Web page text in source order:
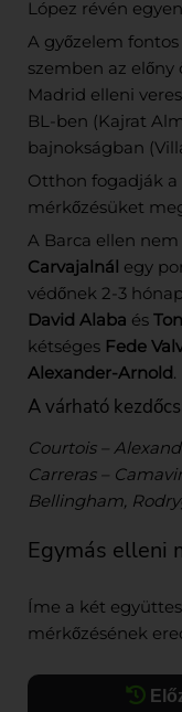
López révén
A győzelem
szemben az
Madrid elleni
BL-ben (Kajrat
bajnokságban
Otthon fogadják
mérkőzésüket
A Barca ellen
Carvajalnál egy
védőnek 2-3
David Alaba és
kétséges Fede
Alexander-Arnold.
A várható
Courtois –
Carreras –
Bellingham,
Egymás elleni
Íme a két
mérkőzésének